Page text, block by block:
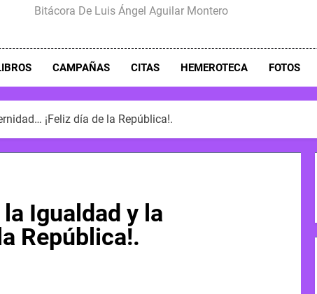
Bitácora De Luis Ángel Aguilar Montero
CAMPAÑAS CITAS HEMEROTECA FOTOS
¡Feliz día de la República!.
Igualdad y la
República!.